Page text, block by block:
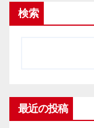
検索
最近の投稿